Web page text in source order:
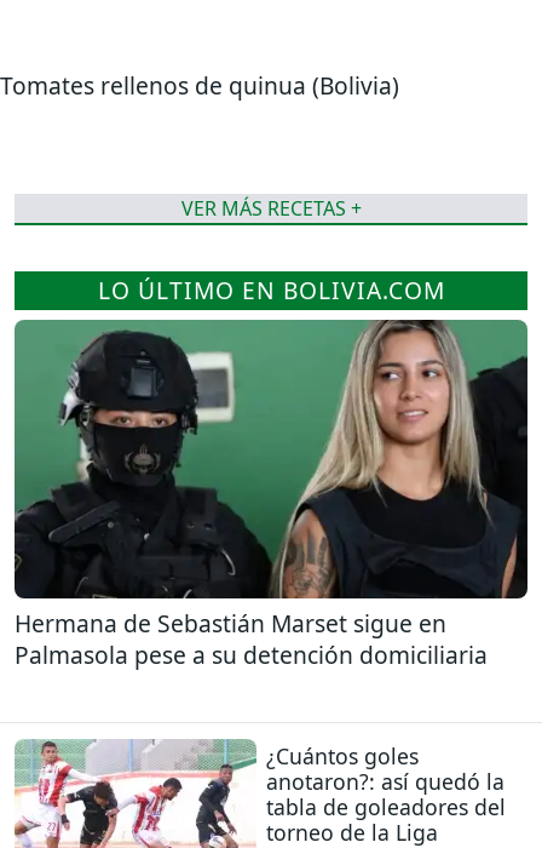
Tomates rellenos de quinua (Bolivia)
VER MÁS RECETAS +
LO ÚLTIMO EN BOLIVIA.COM
Hermana de Sebastián Marset sigue en
Palmasola pese a su detención domiciliaria
¿Cuántos goles
anotaron?: así quedó la
tabla de goleadores del
torneo de la Liga